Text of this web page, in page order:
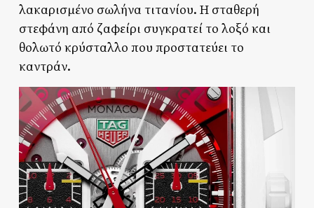
λακαρισμένο σωλήνα τιτανίου. Η σταθερή
στεφάνη από ζαφείρι συγκρατεί το λοξό και
θολωτό κρύσταλλο που προστατεύει το
καντράν.